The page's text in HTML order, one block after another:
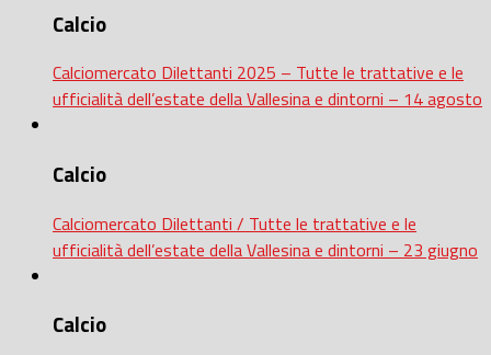
Calcio
Calciomercato Dilettanti 2025 – Tutte le trattative e le
ufficialità dell’estate della Vallesina e dintorni – 14 agosto
Calcio
Calciomercato Dilettanti / Tutte le trattative e le
ufficialità dell’estate della Vallesina e dintorni – 23 giugno
Calcio